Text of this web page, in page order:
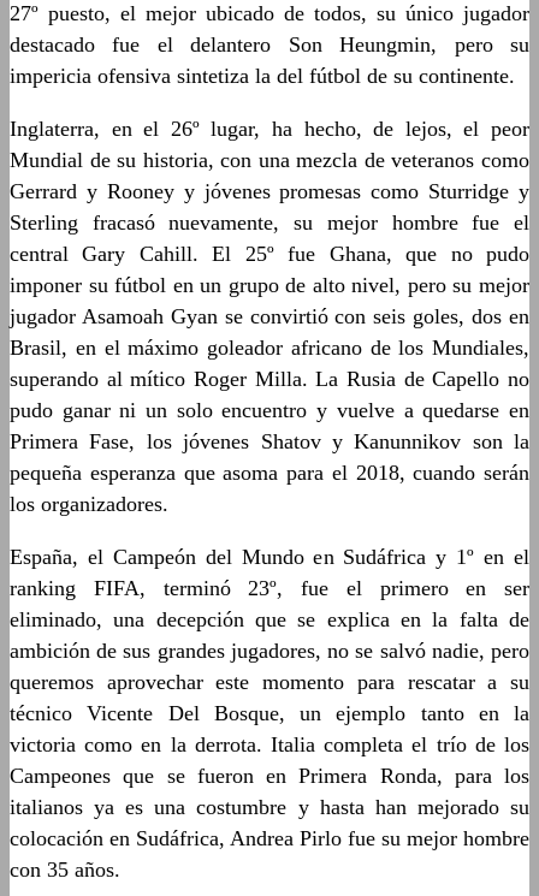
27º puesto, el mejor ubicado de todos, su único jugador
destacado fue el delantero Son Heungmin, pero su
impericia ofensiva sintetiza la del fútbol de su continente.
Inglaterra, en el 26º lugar, ha hecho, de lejos, el peor
Mundial de su historia, con una mezcla de veteranos como
Gerrard y Rooney y jóvenes promesas como Sturridge y
Sterling fracasó nuevamente, su mejor hombre fue el
central Gary Cahill. El 25º fue Ghana, que no pudo
imponer su fútbol en un grupo de alto nivel, pero su mejor
jugador Asamoah Gyan se convirtió con seis goles, dos en
Brasil, en el máximo goleador africano de los Mundiales,
superando al mítico Roger Milla. La Rusia de Capello no
pudo ganar ni un solo encuentro y vuelve a quedarse en
Primera Fase, los jóvenes Shatov y Kanunnikov son la
pequeña esperanza que asoma para el 2018, cuando serán
los organizadores.
España, el Campeón del Mundo en Sudáfrica y 1º en el
ranking FIFA, terminó 23º, fue el primero en ser
eliminado, una decepción que se explica en la falta de
ambición de sus grandes jugadores, no se salvó nadie, pero
queremos aprovechar este momento para rescatar a su
técnico Vicente Del Bosque, un ejemplo tanto en la
victoria como en la derrota. Italia completa el trío de los
Campeones que se fueron en Primera Ronda, para los
italianos ya es una costumbre y hasta han mejorado su
colocación en Sudáfrica, Andrea Pirlo fue su mejor hombre
con 35 años.